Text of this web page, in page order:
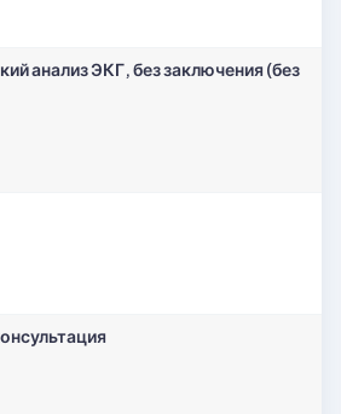
анализ ЭКГ, без заключения (без